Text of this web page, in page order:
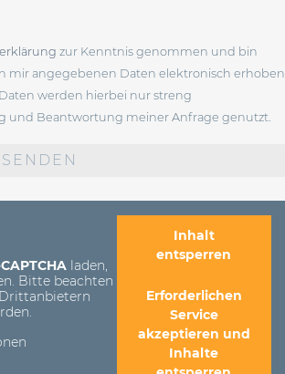
zur Kenntnis genommen und bin
mir angegebenen Daten elektronisch erhoben
werden hierbei nur streng
und Beantwortung meiner Anfrage genutzt.
laden,
Bitte beachten
Inhalt
entsperren
Erforderlichen
Service
akzeptieren und
Inhalte